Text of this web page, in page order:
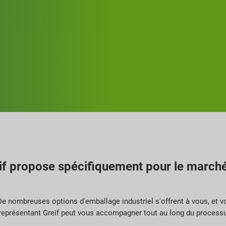
propose spécifiquement pour le
nombreuses options d'emballage industriel s'offrent à vous, et
Greif peut vous accompagner tout au long du